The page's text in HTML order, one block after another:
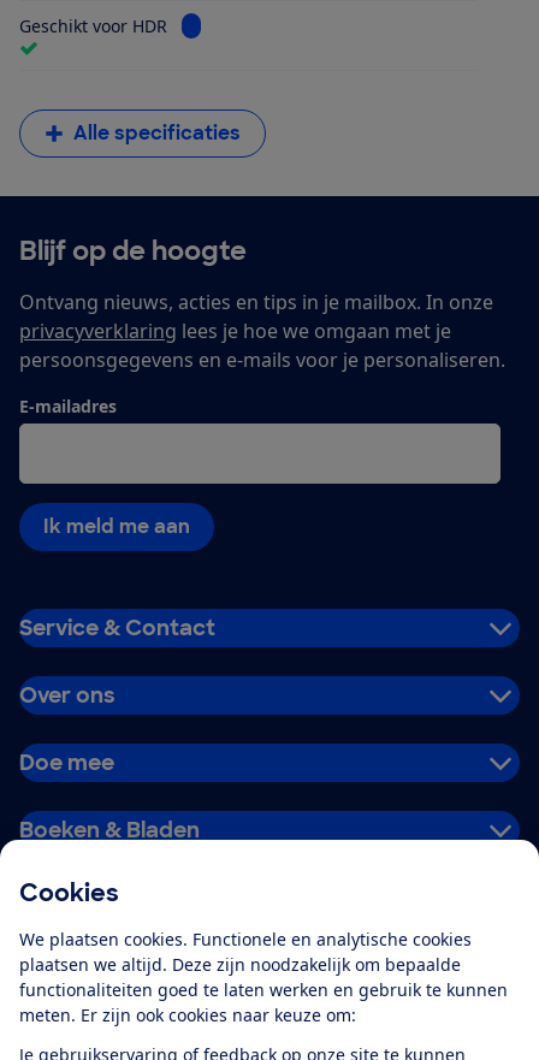
Cookies
We plaatsen cookies. Functionele en analytische cookies
plaatsen we altijd. Deze zijn noodzakelijk om bepaalde
functionaliteiten goed te laten werken en gebruik te kunnen
meten. Er zijn ook cookies naar keuze om:
Je gebruikservaring of feedback op onze site te kunnen
Geschikt voor HDR Bekijk informatie voor Geschikt voor HDR
Alle specificaties
Blijf op de hoogte
Ontvang nieuws, acties en tips in je mailbox. In onze
privacyverklaring lees je hoe we omgaan met je
persoonsgegevens en e-mails voor je personaliseren.
E-mailadres
Ik meld me aan
Service & Contact
Over ons
Doe mee
Boeken & Bladen
Alles over de